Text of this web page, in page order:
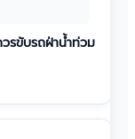
รขับรถฝ่าน้ำท่วม